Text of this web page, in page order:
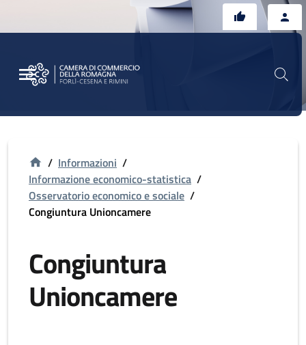
/ Informazioni /
Informazione economico-statistica /
Osservatorio economico e sociale /
Congiuntura Unioncamere
Congiuntura
Unioncamere